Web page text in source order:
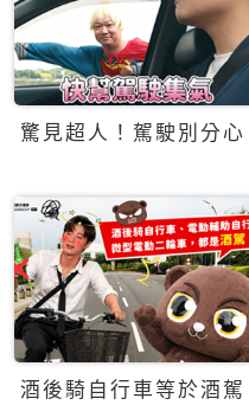
驚見超人！駕駛別分心
酒後騎自行車等於酒駕